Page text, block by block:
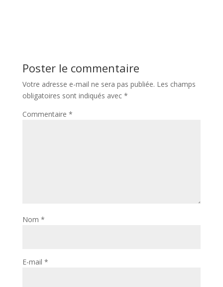
Poster le commentaire
Votre adresse e-mail ne sera pas publiée. Les champs
obligatoires sont indiqués avec *
Commentaire *
Nom *
E-mail *